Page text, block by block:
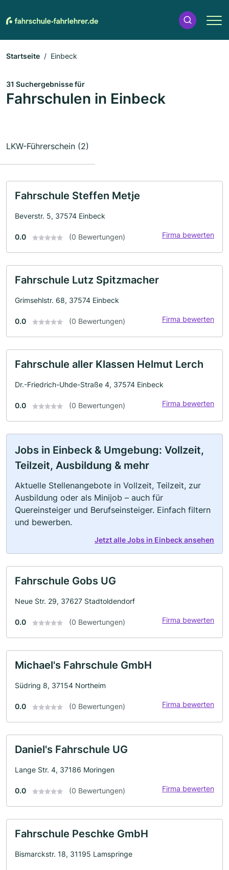
Startseite Einbeck
31 Suchergebnisse für
Fahrschulen in Einbeck
LKW-Führerschein (2)
Fahrschule Steffen Metje
Beverstr. 5, 37574 Einbeck
0.0 (0 Bewertungen) Firma bewerten
Fahrschule Lutz Spitzmacher
Grimsehlstr. 68, 37574 Einbeck
0.0 (0 Bewertungen) Firma bewerten
Fahrschule aller Klassen Helmut Lerch
Dr.-Friedrich-Uhde-Straße 4, 37574 Einbeck
0.0 (0 Bewertungen) Firma bewerten
Jobs in Einbeck & Umgebung: Vollzeit,
Teilzeit, Ausbildung & mehr
Aktuelle Stellenangebote in Vollzeit, Teilzeit, zur
Ausbildung oder als Minijob – auch für
Quereinsteiger und Berufseinsteiger. Einfach filtern
und bewerben.
Jetzt alle Jobs in Einbeck ansehen
Fahrschule Gobs UG
Neue Str. 29, 37627 Stadtoldendorf
0.0 (0 Bewertungen) Firma bewerten
Michael's Fahrschule GmbH
Südring 8, 37154 Northeim
0.0 (0 Bewertungen) Firma bewerten
Daniel's Fahrschule UG
Lange Str. 4, 37186 Moringen
0.0 (0 Bewertungen) Firma bewerten
Fahrschule Peschke GmbH
Bismarckstr. 18, 31195 Lamspringe